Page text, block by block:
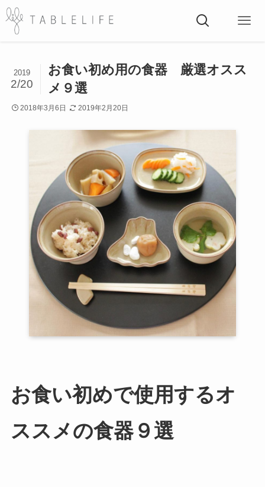
お食い初め用の食器 厳選オスス
メ９選
2019
2/20
2018年3月6日 2019年2月20日
お食い初めで使用するオ
ススメの食器９選